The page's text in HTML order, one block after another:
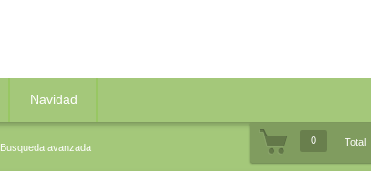
Navidad
Busqueda avanzada
0 Total